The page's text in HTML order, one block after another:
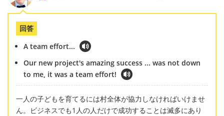
回答
A team effort...
Our new project's amazing success ... was not down
to me, it was a team effort!
一人の子どもを育てるには村全体が協力しなければいけませ
ん。ビジネスでも1人の人だけで成功することは滅多にあり